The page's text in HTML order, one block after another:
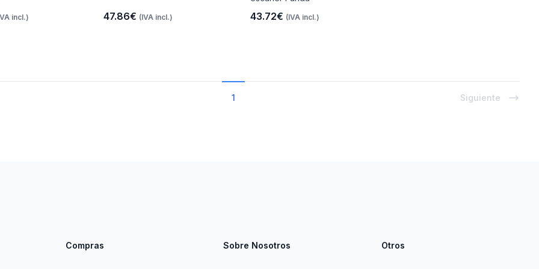
incl.) 47.86€ (IVA incl.) 43.72€ (IVA incl.)
1 Siguiente
Compras Sobre Nosotros Otros